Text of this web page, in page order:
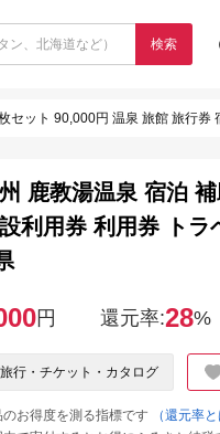
検索
90,000円 温泉 旅館 旅行券 宿泊券
鹿教湯温泉 宿泊
利用券 利用券 ト
円 還元率:28%
旅行・チケット・カタログ
お得度を測る指標です
（還元率と